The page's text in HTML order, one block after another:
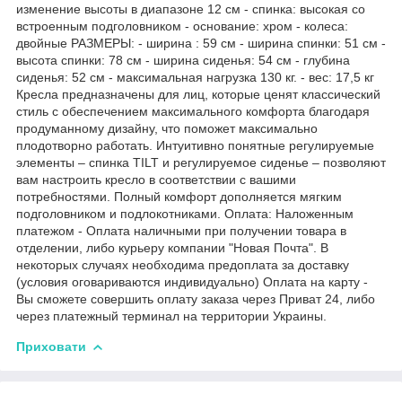
изменение высоты в диапазоне 12 см - спинка: высокая со
встроенным подголовником - основание: хром - колеса:
двойные РАЗМЕРЫ: - ширина : 59 см - ширина спинки: 51 см -
высота спинки: 78 см - ширина сиденья: 54 см - глубина
сиденья: 52 см - максимальная нагрузка 130 кг. - вес: 17,5 кг
Кресла предназначены для лиц, которые ценят классический
стиль с обеспечением максимального комфорта благодаря
продуманному дизайну, что поможет максимально
плодотворно работать. Интуитивно понятные регулируемые
элементы – спинка TILT и регулируемое сиденье – позволяют
вам настроить кресло в соответствии с вашими
потребностями. Полный комфорт дополняется мягким
подголовником и подлокотниками. Оплата: Наложенным
платежом - Оплата наличными при получении товара в
отделении, либо курьеру компании "Новая Почта". В
некоторых случаях необходима предоплата за доставку
(условия оговариваются индивидуально) Оплата на карту -
Вы сможете совершить оплату заказа через Приват 24, либо
через платежный терминал на территории Украины.
Приховати